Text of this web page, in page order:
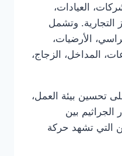
العيادات،
التجارية. وتشمل
الأرضيات،
المداخل، الزجاج،
تحسين بيئة العمل،
الجراثيم بين
التي تشهد حركة